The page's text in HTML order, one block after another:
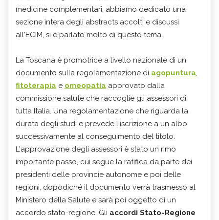
medicine complementari, abbiamo dedicato una
sezione intera degli abstracts accolti e discussi
all'ECIM, si è parlato molto di questo tema.
La Toscana è promotrice a livello nazionale di un
documento sulla regolamentazione di agopuntura,
fitoterapia e omeopatia approvato dalla
commissione salute che raccoglie gli assessori di
tutta Italia. Una regolamentazione che riguarda la
durata degli studi e prevede l'iscrizione a un albo
successivamente al conseguimento del titolo.
L'approvazione degli assessori è stato un rimo
importante passo, cui segue la ratifica da parte dei
presidenti delle provincie autonome e poi delle
regioni, dopodiché il documento verrà trasmesso al
Ministero della Salute e sarà poi oggetto di un
accordo stato-regione. Gli accordi Stato-Regione